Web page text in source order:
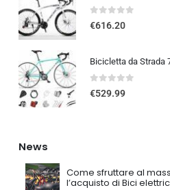
0out of 5
€616.20
0out of 5
€529.99
News
Come sfruttare al
l’acquisto di Bici